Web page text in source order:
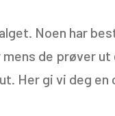
Noen har
de prøver ut
Her gi vi deg